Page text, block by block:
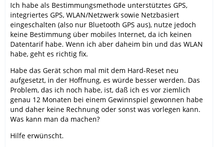
Ich habe als Bestimmungsmethode unterstütztes GPS,
integriertes GPS, WLAN/Netzwerk sowie Netzbasiert
eingeschalten (also nur Bluetooth GPS aus), nutze jedoch
keine Bestimmung über mobiles Internet, da ich keinen
Datentarif habe. Wenn ich aber daheim bin und das WLAN
habe, geht es richtig fix.
Habe das Gerät schon mal mit dem Hard-Reset neu
aufgesetzt, in der Hoffnung, es würde besser werden. Das
Problem, das ich noch habe, ist, daß ich es vor ziemlich
genau 12 Monaten bei einem Gewinnspiel gewonnen habe
und daher keine Rechnung oder sonst was vorlegen kann.
Was kann man da machen?
Hilfe erwünscht.